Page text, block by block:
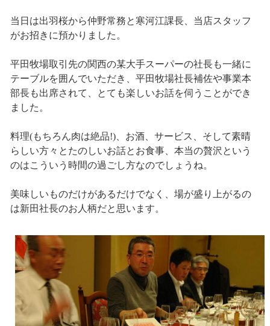
当日は出羽桜から仲野常務と寒河江課長、当店スタッフ
がお招きに預かりました。
平田牧場取引先の関西の某大手スーパーの社長も一緒に
テーブルを囲んでいただき、平田牧場社長補佐や事業本
部長も出席されて、とても楽しいお話を伺うことができ
ました。
料理(もちろん肉は絶品!)、お酒、サービス、そして素晴
らしい方々とたのしいお話とお食事、本当の贅沢という
のはこういう時間の過ごし方なのでしょうね。
美味しいものだけがあるだけでなく、場が盛り上がるの
は新田社長のお人柄だと思います。